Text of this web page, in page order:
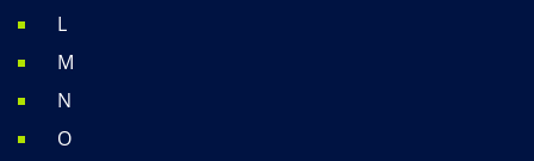
L
M
N
O